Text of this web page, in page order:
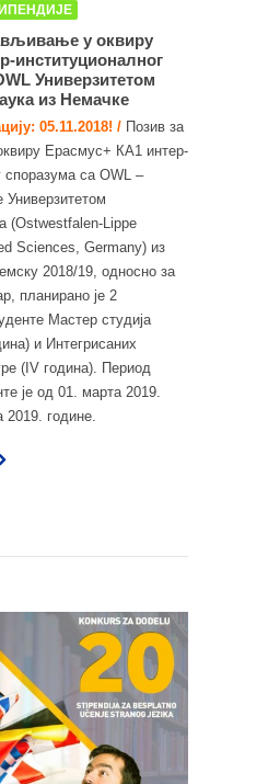
у оквиру
институционалног
Универзитетом
из Немачке
05.11.2018! / Позив за
Ерасмус+ КА1 интер-
споразума са OWL –
(Ostwestfalen-Lippe
Sciences, Germany) из
2018/19, односно за
планирано је 2
Мастер студија
и Интегрисаних
(IV година). Период
је од 01. марта 2019.
2019. године.